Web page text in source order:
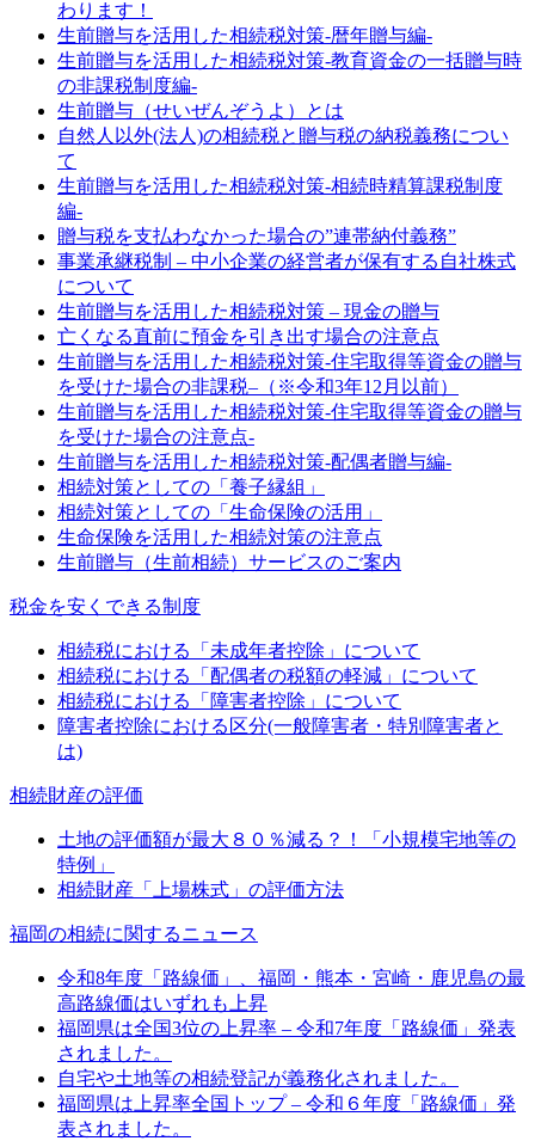
わります！
生前贈与を活用した相続税対策-暦年贈与編-
生前贈与を活用した相続税対策-教育資金の一括贈与時
の非課税制度編-
生前贈与（せいぜんぞうよ）とは
自然人以外(法人)の相続税と贈与税の納税義務につい
て
生前贈与を活用した相続税対策-相続時精算課税制度
編-
贈与税を支払わなかった場合の”連帯納付義務”
事業承継税制 – 中小企業の経営者が保有する自社株式
について
生前贈与を活用した相続税対策 – 現金の贈与
亡くなる直前に預金を引き出す場合の注意点
生前贈与を活用した相続税対策-住宅取得等資金の贈与
を受けた場合の非課税–（※令和3年12月以前）
生前贈与を活用した相続税対策-住宅取得等資金の贈与
を受けた場合の注意点-
生前贈与を活用した相続税対策-配偶者贈与編-
相続対策としての「養子縁組」
相続対策としての「生命保険の活用」
生命保険を活用した相続対策の注意点
生前贈与（生前相続）サービスのご案内
税金を安くできる制度
相続税における「未成年者控除」について
相続税における「配偶者の税額の軽減」について
相続税における「障害者控除」について
障害者控除における区分(一般障害者・特別障害者と
は)
相続財産の評価
土地の評価額が最大８０％減る？！「小規模宅地等の
特例」
相続財産「上場株式」の評価方法
福岡の相続に関するニュース
令和8年度「路線価」、福岡・熊本・宮崎・鹿児島の最
高路線価はいずれも上昇
福岡県は全国3位の上昇率 – 令和7年度「路線価」発表
されました。
自宅や土地等の相続登記が義務化されました。
福岡県は上昇率全国トップ – 令和６年度「路線価」発
表されました。